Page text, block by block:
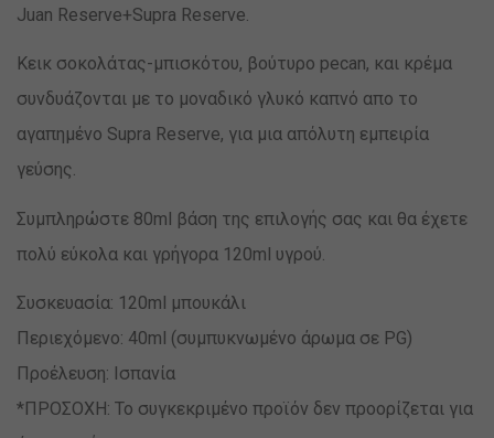
Juan Reserve+Supra Reserve.
Kεικ σοκολάτας-μπισκότου, βούτυρο pecan, και κρέμα
συνδυάζονται με το μοναδικό γλυκό καπνό απο το
αγαπημένο Supra Reserve, για μια απόλυτη εμπειρία
γεύσης.
Συμπληρώστε 80ml βάση της επιλογής σας και θα έχετε
πολύ εύκολα και γρήγορα 120ml υγρού.
Συσκευασία: 120ml μπουκάλι
Περιεχόμενο: 40ml (συμπυκνωμένο άρωμα σε PG)
Προέλευση: Ισπανία
*ΠΡΟΣΟΧΗ: Το συγκεκριμένο προϊόν δεν προορίζεται για